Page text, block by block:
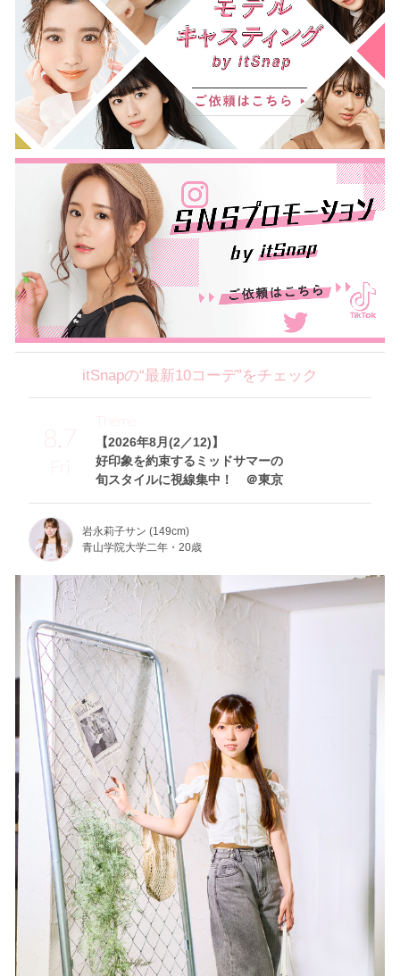
itSnapの“最新10コーデ”をチェック
8.7
Fri
【2026年8月(2／12)】
好印象を約束するミッドサマーの
旬スタイルに視線集中！ ＠東京
Theme
岩永莉子サン (149cm)
青山学院大学二年・20歳